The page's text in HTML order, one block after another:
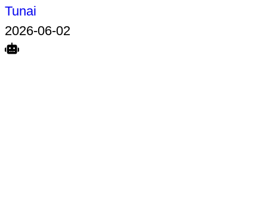
Tunai
2026-06-02